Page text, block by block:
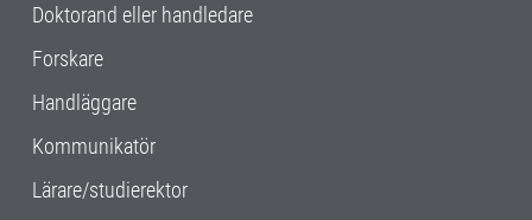
Doktorand eller handledare
Forskare
Handläggare
Kommunikatör
Lärare/studierektor